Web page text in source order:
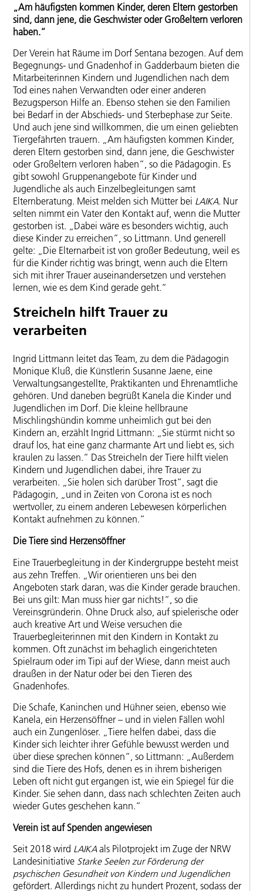
„Am häufigsten kommen Kinder, deren Eltern gestorben
sind, dann jene, die Geschwister oder Großeltern verloren
haben.“
Der Verein hat Räume im Dorf Sentana bezogen. Auf dem
Begegnungs- und Gnadenhof in Gadderbaum bieten die
Mitarbeiterinnen Kindern und Jugendlichen nach dem
Tod eines nahen Verwandten oder einer anderen
Bezugsperson Hilfe an. Ebenso stehen sie den Familien
bei Bedarf in der Abschieds- und Sterbephase zur Seite.
Und auch jene sind willkommen, die um einen geliebten
Tiergefährten trauern. „Am häufigsten kommen Kinder,
deren Eltern gestorben sind, dann jene, die Geschwister
oder Großeltern verloren haben“, so die Pädagogin. Es
gibt sowohl Gruppenangebote für Kinder und
Jugendliche als auch Einzelbegleitungen samt
Elternberatung. Meist melden sich Mütter bei LAIKA. Nur
selten nimmt ein Vater den Kontakt auf, wenn die Mutter
gestorben ist. „Dabei wäre es besonders wichtig, auch
diese Kinder zu erreichen“, so Littmann. Und generell
gelte: „Die Elternarbeit ist von großer Bedeutung, weil es
für die Kinder richtig was bringt, wenn auch die Eltern
sich mit ihrer Trauer auseinandersetzen und verstehen
lernen, wie es dem Kind gerade geht.“
Streicheln hilft Trauer zu
verarbeiten
Ingrid Littmann leitet das Team, zu dem die Pädagogin
Monique Kluß, die Künstlerin Susanne Jaene, eine
Verwaltungsangestellte, Praktikanten und Ehrenamtliche
gehören. Und daneben begrüßt Kanela die Kinder und
Jugendlichen im Dorf. Die kleine hellbraune
Mischlingshündin komme unheimlich gut bei den
Kindern an, erzählt Ingrid Littmann: „Sie stürmt nicht so
drauf los, hat eine ganz charmante Art und liebt es, sich
kraulen zu lassen.“ Das Streicheln der Tiere hilft vielen
Kindern und Jugendlichen dabei, ihre Trauer zu
verarbeiten. „Sie holen sich darüber Trost“, sagt die
Pädagogin, „und in Zeiten von Corona ist es noch
wertvoller, zu einem anderen Lebewesen körperlichen
Kontakt aufnehmen zu können.“
Die Tiere sind Herzensöffner
Eine Trauerbegleitung in der Kindergruppe besteht meist
aus zehn Treffen. „Wir orientieren uns bei den
Angeboten stark daran, was die Kinder gerade brauchen.
Bei uns gilt: Man muss hier gar nichts!“, so die
Vereinsgründerin. Ohne Druck also, auf spielerische oder
auch kreative Art und Weise versuchen die
Trauerbegleiterinnen mit den Kindern in Kontakt zu
kommen. Oft zunächst im behaglich eingerichteten
Spielraum oder im Tipi auf der Wiese, dann meist auch
draußen in der Natur oder bei den Tieren des
Gnadenhofes.
Die Schafe, Kaninchen und Hühner seien, ebenso wie
Kanela, ein Herzensöffner – und in vielen Fällen wohl
auch ein Zungenlöser. „Tiere helfen dabei, dass die
Kinder sich leichter ihrer Gefühle bewusst werden und
über diese sprechen können“, so Littmann: „Außerdem
sind die Tiere des Hofs, denen es in ihrem bisherigen
Leben oft nicht gut ergangen ist, wie ein Spiegel für die
Kinder. Sie sehen dann, dass nach schlechten Zeiten auch
wieder Gutes geschehen kann.“
Verein ist auf Spenden angewiesen
Seit 2018 wird LAIKAals Pilotprojekt im Zuge der NRW
Landesinitiative Starke Seelen zur Förderung der
psychischen Gesundheit von Kindern und Jugendlichen
gefördert. Allerdings nicht zu hundert Prozent, sodass der